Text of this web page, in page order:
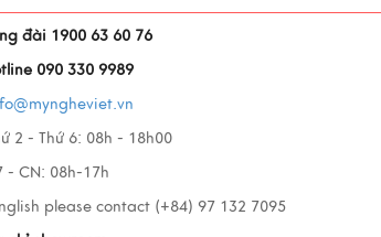
đài 1900 63 60 76
090 330 9989
2 - Thứ 6: 08h - 18h00
- CN: 08h-17h
please contact (+84) 97 132 7095